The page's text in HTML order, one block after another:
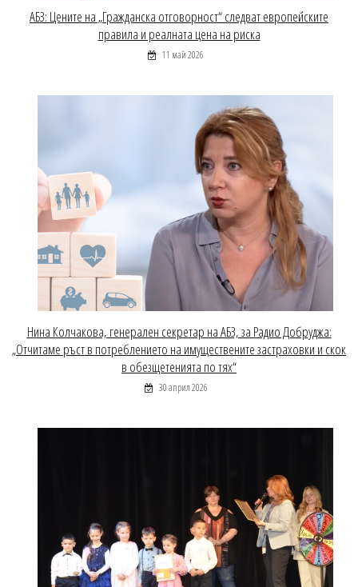
АБЗ: Цените на „Гражданска отговорност“ следват европейските
правила и реалната цена на риска
11 май 2026
Нина Колчакова, генерален секретар на АБЗ, за Радио Добруджа:
„Отчитаме ръст в потреблението на имуществените застраховки и скок
в обезщетенията по тях“
30 април 2026